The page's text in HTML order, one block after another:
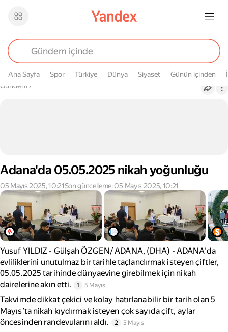
Ana Sayfa Spor Türkiye Dünya Siyaset Günün içinden
Buradasın
Gündem›
Adana'da 05.05.2025 nikah yoğunluğu
05 Mayıs 2025, 10:21Son güncelleme: 05 Mayıs 2025, 10:21
Yusuf YILDIZ - Gülşah ÖZGEN/ ADANA, (DHA) - ADANA'da
evliliklerini unutulmaz bir tarihle taçlandırmak isteyen çiftler,
05.05.2025 tarihinde dünyaevine girebilmek için nikah
dairelerine akın etti.
1 5 Mayıs
Takvimde dikkat çekici ve kolay hatırlanabilir bir tarih olan 5
Mayıs’ta nikah kıydırmak isteyen çok sayıda çift, aylar
öncesinden randevularını aldı.
2 5 Mayıs